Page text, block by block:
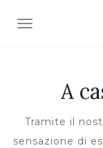
TOGGLE
A
Tramite il
sensazione di